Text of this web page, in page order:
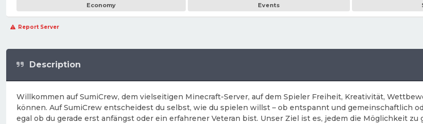
Economy Events
Report Server
Description
Willkommen auf SumiCrew, dem vielseitigen Minecraft-Server, auf dem Spieler Freiheit, Kreativität,
können. Auf SumiCrew entscheidest du selbst, wie du spielen willst – ob entspannt und gemeinschaftlich
egal ob du gerade erst anfängst oder ein erfahrener Veteran bist. Unser Ziel ist es, jedem die Möglichkeit